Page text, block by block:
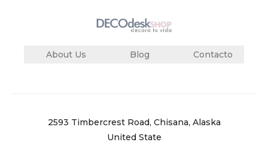
About Us Blog Contacto
2593 Timbercrest Road, Chisana, Alaska
United State